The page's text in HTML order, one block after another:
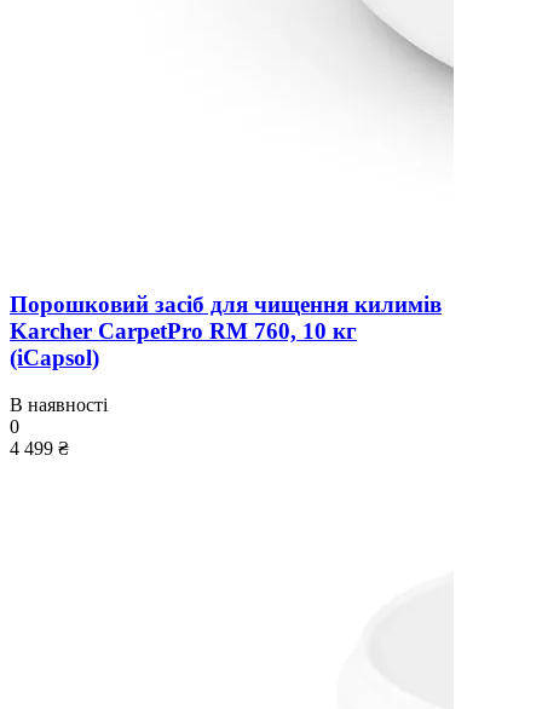
Порошковий засіб для чищення килимів
Karcher CarpetPro RM 760, 10 кг
(iCapsol)
В наявності
0
4 499 ₴